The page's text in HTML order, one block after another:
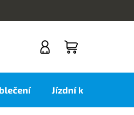
KOŠÍK
Jízdní kola